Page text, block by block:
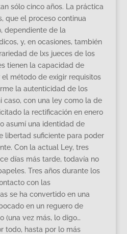
sólo cinco años. La práctica
que el proceso continua
dependiente de la
y, en ocasiones, también
de lxs jueces de los
tienen la capacidad de
método de exigir requisitos
la autenticidad de los
caso, con una ley como la de
la rectificación en enero
asumí una identidad de
libertad suficiente para poder
Con la actual Ley, tres
días más tarde, todavía no
Tres años durante los
con las
se ha convertido en una
en un reguero de
(una vez más, lo digo…
todo, hasta por lo más